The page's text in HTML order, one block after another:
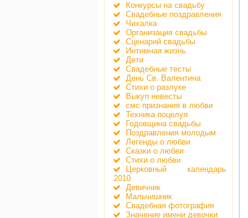
Конкурсы на свадьбу
Свадебные поздравления
Чихалка
Организация свадьбы
Сценарий свадьбы
Интимная жизнь
Дети
Свадебные тесты
День Св. Валентина
Стихи о разлуке
Выкуп невесты
смс признания в любви
Техника поцелуя
Годовщина свадьбы
Поздравления молодым
Легенды о любви
Сказки о любви
Стихи о любви
Церковный календарь
2010
Девичник
Мальчишник
Свадебная фотография
Значение имени девочки